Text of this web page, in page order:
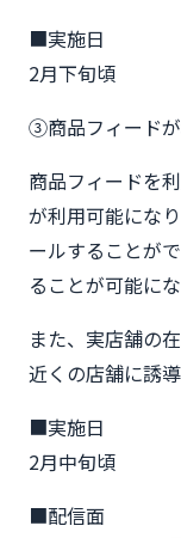
■実施日
2月下旬頃
③商品フィードが
商品フィードを
が利用可能にな
ールすることが
ることが可能に
また、実店舗の
近くの店舗に誘
■実施日
2月中旬頃
■配信面